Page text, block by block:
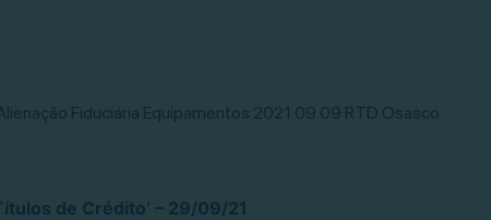
Fiduciária Equipamentos 2021.09.09 RTD Osasco
de Crédito’ – 29/09/21